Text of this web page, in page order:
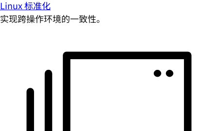
Linux 标准化
实现跨操作环境的一致性。